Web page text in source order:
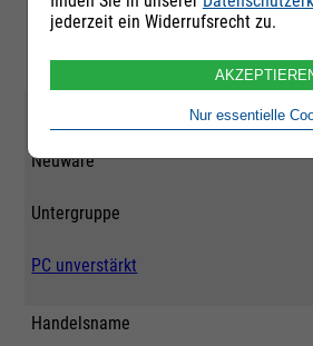
Neuware
Untergruppe
PC unverstärkt
Handelsname
jederzeit ein Widerrufsrecht zu.
Nur essentielle